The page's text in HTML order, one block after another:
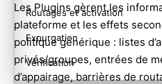
Les Plugins gèrent les
plateforme et les effets
politique générique : listes
privés/groupes, entrées de
d’appairage, barrières de
Routages et activation
Expurgation
Vérification